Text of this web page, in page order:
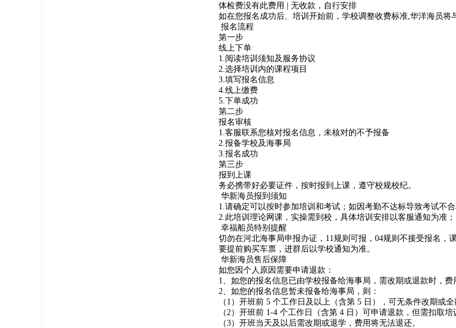
体检费没有此费用 | 无收款，自行安排
如在您报名成功后、培训开始前，学校调整收费标准,华洋海员将
报名流程
第一步
线上下单
1.阅读培训须知及服务协议
2.选择培训内的课程项目
3.填写报名信息
4.线上缴费
5.下单成功
第二步
报名审核
1.客服联系您核对报名信息，未核对的不予报备
2.报备学校及海事局
3.报名成功
第三步
报到上课
务必携带好必要证件，按时报到上课，遵守校规校纪。
华新海员报到须知
1.请确定可以按时参加培训和考试；如因考勤不达标导致考试不
2.此培训理论网课，实操需到校，具体培训安排以客服通知为准；
幸福船员特别提醒
切勿在河北海事局申报办证，11规则可报，04规则不接受报名，
要提前购买车票，进群后以学校通知为准。
华新海员售后保障
如您因个人原因需要申请退款：
1、如您的报名信息已由学校报备给海事局，需改期或退款时，费
2、如您的报名信息暂未报备给海事局，则：
（1）开班前 5 个工作日及以上（含第 5 日），可无条件改期或全
（2）开班前 1-4 个工作日（含第 4 日）可申请退款，但需扣取
（3）开班当天及以后需改期或退学，费用将无法退还。